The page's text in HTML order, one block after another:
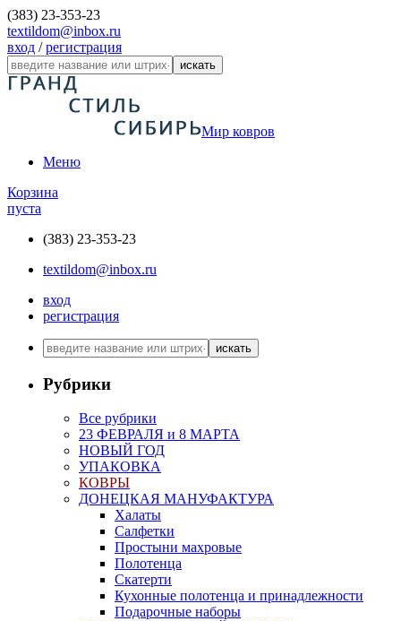
(383) 23-353-23
textildom@inbox.ru
вход /регистрация
искать
Мир ковров
Меню
Корзина
пуста
(383) 23-353-23
textildom@inbox.ru
вход
регистрация
искать
Рубрики
Все рубрики
23 ФЕВРАЛЯ и 8 МАРТА
НОВЫЙ ГОД
УПАКОВКА
КОВРЫ
ДОНЕЦКАЯ МАНУФАКТУРА
Халаты
Салфетки
Простыни махровые
Полотенца
Скатерти
Кухонные полотенца и принадлежности
Подарочные наборы